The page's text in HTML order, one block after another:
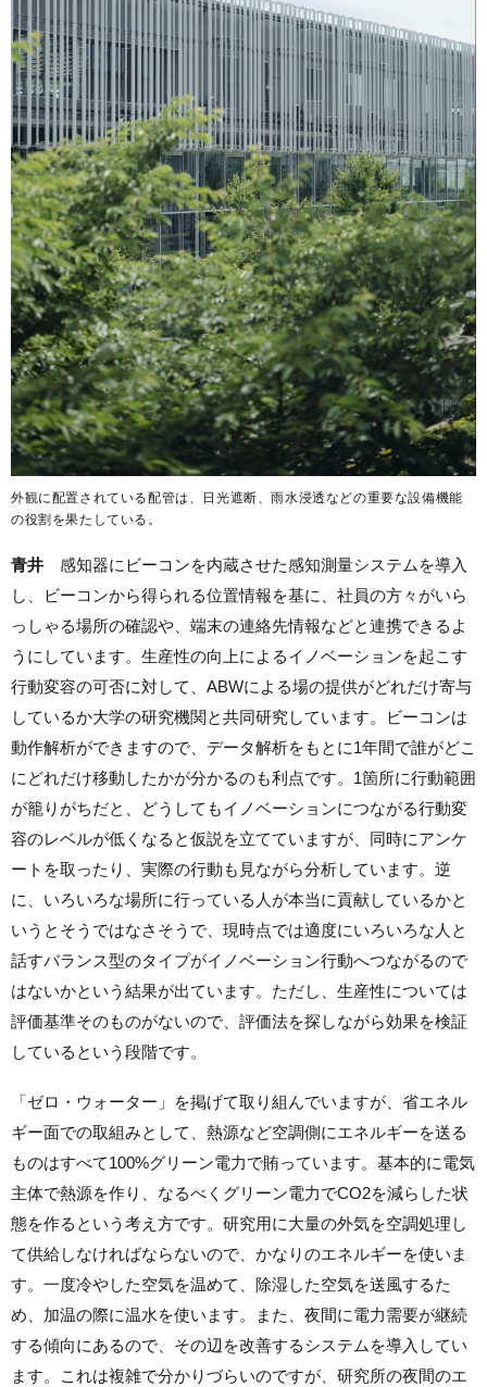
外観に配置されている配管は、日光遮断、雨水浸透などの重要な設備機能
の役割を果たしている。
青井 感知器にビーコンを内蔵させた感知測量システムを導入
し、ビーコンから得られる位置情報を基に、社員の方々がいら
っしゃる場所の確認や、端末の連絡先情報などと連携できるよ
うにしています。生産性の向上によるイノベーションを起こす
行動変容の可否に対して、ABWによる場の提供がどれだけ寄与
しているか大学の研究機関と共同研究しています。ビーコンは
動作解析ができますので、データ解析をもとに1年間で誰がどこ
にどれだけ移動したかが分かるのも利点です。1箇所に行動範囲
が籠りがちだと、どうしてもイノベーションにつながる行動変
容のレベルが低くなると仮説を立てていますが、同時にアンケ
ートを取ったり、実際の行動も見ながら分析しています。逆
に、いろいろな場所に行っている人が本当に貢献しているかと
いうとそうではなさそうで、現時点では適度にいろいろな人と
話すバランス型のタイプがイノベーション行動へつながるので
はないかという結果が出ています。ただし、生産性については
評価基準そのものがないので、評価法を探しながら効果を検証
しているという段階です。
「ゼロ・ウォーター」を掲げて取り組んでいますが、省エネル
ギー面での取組みとして、熱源など空調側にエネルギーを送る
ものはすべて100%グリーン電力で賄っています。基本的に電気
主体で熱源を作り、なるべくグリーン電力でCO2を減らした状
態を作るという考え方です。研究用に大量の外気を空調処理し
て供給しなければならないので、かなりのエネルギーを使いま
す。一度冷やした空気を温めて、除湿した空気を送風するた
め、加温の際に温水を使います。また、夜間に電力需要が継続
する傾向にあるので、その辺を改善するシステムを導入してい
ます。これは複雑で分かりづらいのですが、研究所の夜間のエ